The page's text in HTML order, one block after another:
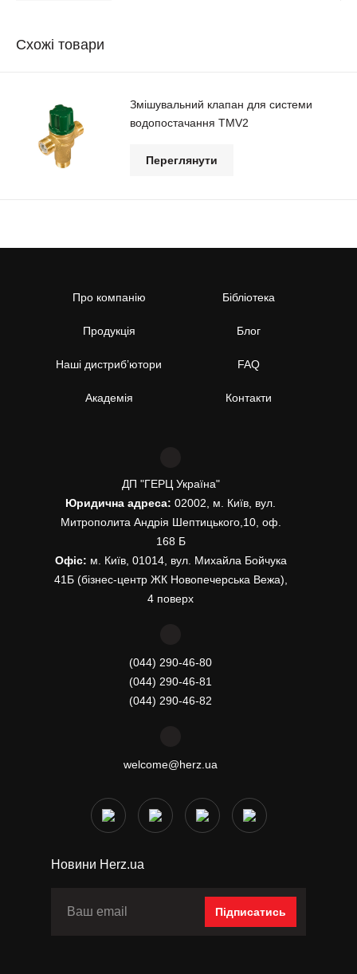
Схожі товари
Змішувальний клапан для системи
водопостачання ТМV2
Переглянути
Про компанію
Продукція
Наші дистриб’ютори
Академія
Бібліотека
Блог
FAQ
Контакти
ДП "ГЕРЦ Україна"
Юридична адреса: 02002, м. Київ, вул.
Митрополита Андрія Шептицького,10, оф.
168 Б
Офіс: м. Київ, 01014, вул. Михайла Бойчука
41Б (бізнес-центр ЖК Новопечерська Вежа),
4 поверх
(044) 290-46-80
(044) 290-46-81
(044) 290-46-82
welcome@herz.ua
Новини Herz.ua
Підписатись